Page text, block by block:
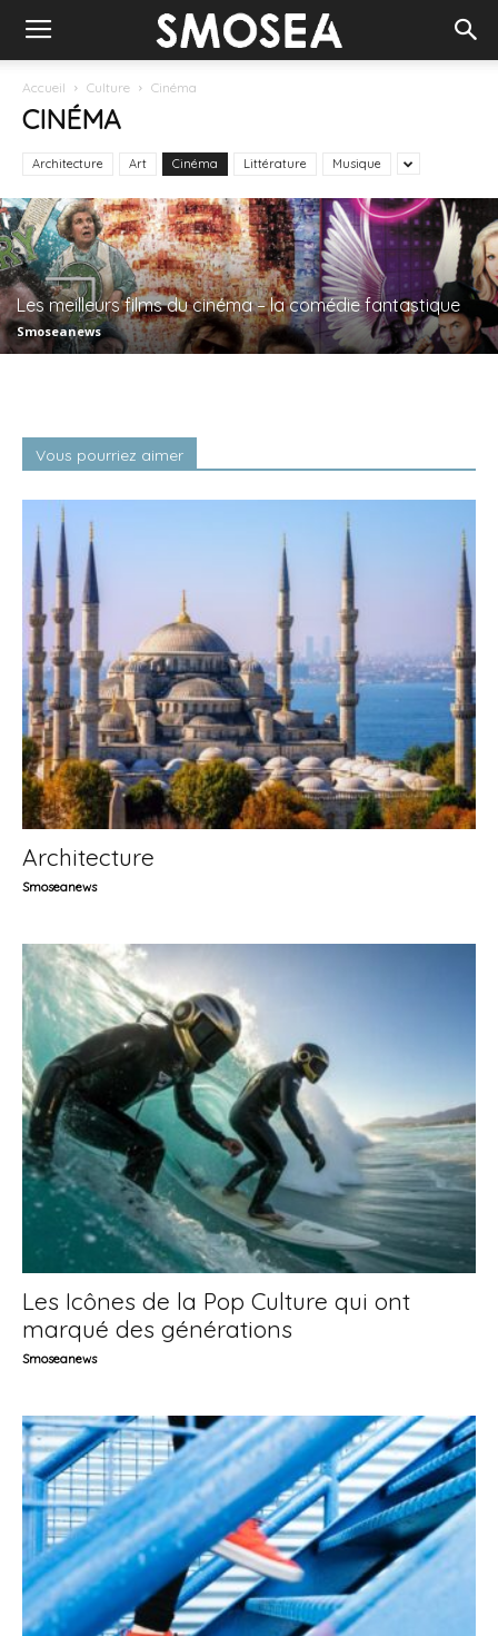
Accueil Culture Cinéma
CINÉMA
Architecture Art Cinéma Littérature Musique
Les meilleurs films du cinéma – la comédie fantastique
Smoseanews
Vous pourriez aimer
Architecture
Smoseanews
Les Icônes de la Pop Culture qui ont
marqué des générations
Smoseanews